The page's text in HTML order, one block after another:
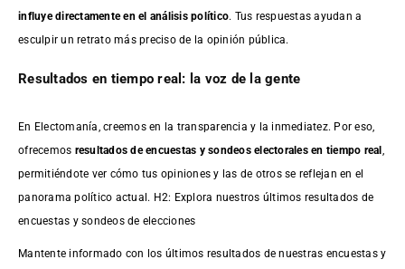
influye directamente en el análisis político. Tus respuestas ayudan a
esculpir un retrato más preciso de la opinión pública.
Resultados en tiempo real: la voz de la gente
En Electomanía, creemos en la transparencia y la inmediatez. Por eso,
ofrecemos resultados deencuestas y sondeos electorales en tiempo real
permitiéndote ver cómo tus opiniones y las de otros se reflejan en el
panorama político actual. H2: Explora nuestros últimos resultados de
encuestas y sondeos de elecciones
Mantente informado con los últimos resultados de nuestras encuestasy